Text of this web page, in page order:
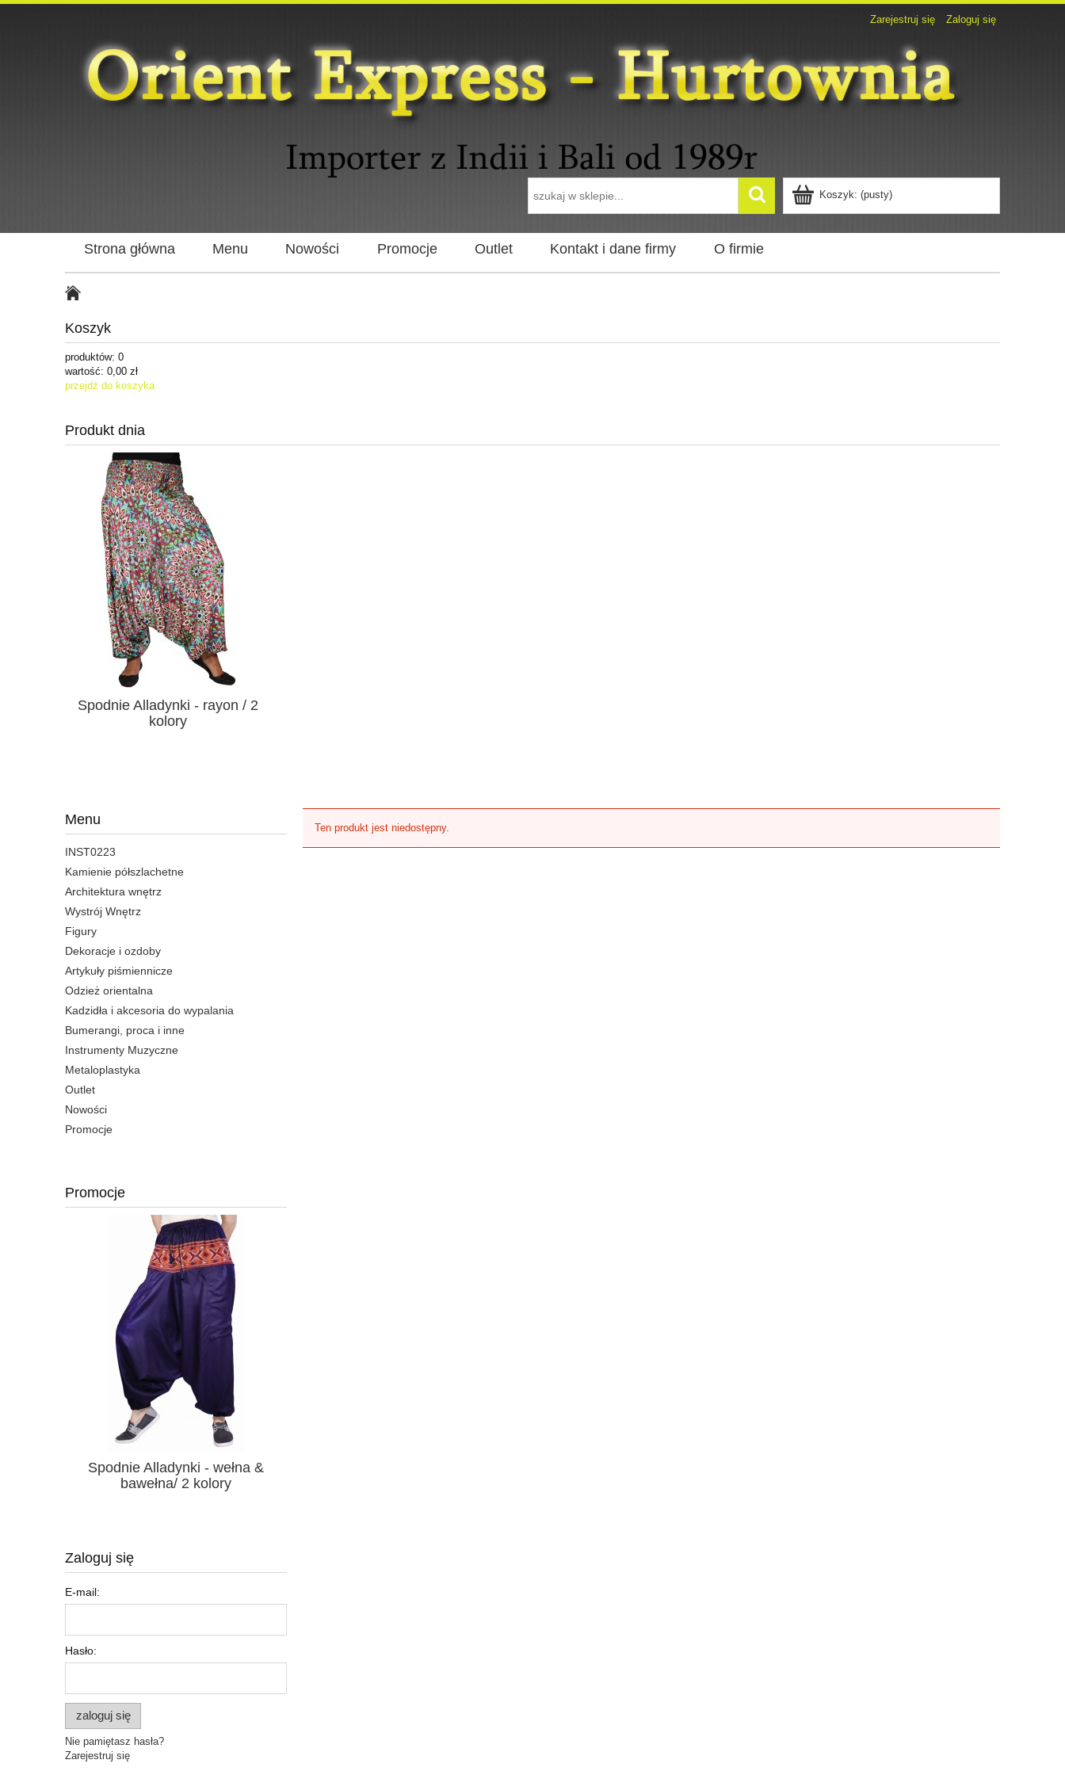
Zarejestruj się Zaloguj się
Koszyk: (pusty)
Strona główna Menu Nowości Promocje Outlet Kontakt i dane firmy O firmie
Koszyk
produktów: 0
wartość: 0,00 zł
przejdź do koszyka
Produkt dnia
Spodnie Alladynki - rayon / 2
kolory
Menu
INST0223
Kamienie półszlachetne
Architektura wnętrz
Wystrój Wnętrz
Figury
Dekoracje i ozdoby
Artykuły piśmiennicze
Odzież orientalna
Kadzidła i akcesoria do wypalania
Bumerangi, proca i inne
Instrumenty Muzyczne
Metaloplastyka
Outlet
Nowości
Promocje
Promocje
Spodnie Alladynki - wełna &
bawełna/ 2 kolory
Zaloguj się
E-mail:
Hasło:
zaloguj się
Nie pamiętasz hasła?
Zarejestruj się
Ten produkt jest niedostępny.